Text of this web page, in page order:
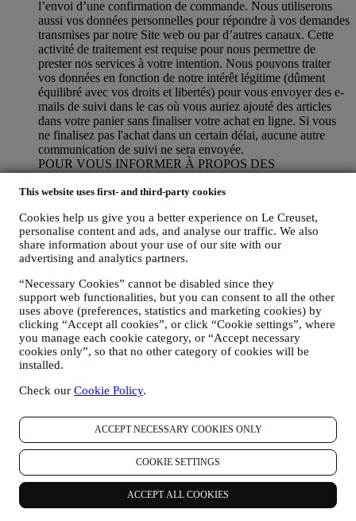
This website uses first- and third-party cookies
Cookies help us give you a better experience on Le Creuset,
personalise content and ads, and analyse our traffic. We also
share information about your use of our site with our
advertising and analytics partners.
“Necessary Cookies” cannot be disabled since they
support web functionalities, but you can consent to all the other
uses above (preferences, statistics and marketing cookies) by
clicking “Accept all cookies”, or click “Cookie settings”, where
you manage each cookie category, or “Accept necessary
cookies only”, so that no other category of cookies will be
installed.
Check our Cookie Policy.
ACCEPT NECESSARY COOKIES ONLY
COOKIE SETTINGS
ACCEPT ALL COOKIES
l’envoi d’une confirmation de commande. Nous utiliserons
aussi vos données personnelles pour répondre à vos demandes
transmises par notre Site web ou par d’autres canaux. Cette
activité de traitement est requise pour nous permettre de
prester nos services à votre intention. Nous pouvons traiter
vos données en fonction de notre intérêt légitime (dûment
équilibré avec vos droits et libertés) pour vous envoyer des e-
mails de suivi dans le cas où vous auriez ajouté des articles
dans votre panier sans finaliser votre achat en ligne. Si vous
ne finalisez pas l'achat dans un certain délai, aucune autre
communication de suivi ne sera envoyée.
POUR VOUS INFORMER À PROPOS DES
PRODUITS LE CREUSET
exemple en souscrivant à notre lettre d’information au
moment de créer un compte sur le Site web), nous vous ferons
parvenir des communications de marketing personnalisées et
des nouvelles concernant les initiatives lancées par Le Creuset
et promues par les filiales de son groupe, ou par ses affiliés et
partenaires locaux, ceci en fonction de vos préférences. Nous
vous contacterons par e-mail, par SMS ou par les réseaux
sociaux, mais aussi en utilisant des moyens automatisés. De
telles communications seront liées aux produits Le Creuset,
aux ouvertures de nouveaux magasins, aux événements
exclusifs, concours, enquêtes et démonstrations organisés par
intéresser. Ces communications pourront être sélectionnées ou
vous concernant, telles que votre situation géographique,
l’historique de vos achats ou vos préférences en ce qui
concerne nos produits. Nous utiliserons ces données pour
mieux cerner vos centres d’intérêt. Ceci nous permettra de
personnaliser nos communications afin de les rendre plus
pertinentes et intéressantes. Il n’y aura aucun autre effet. Nous
collectons aussi des données statistiques concernant